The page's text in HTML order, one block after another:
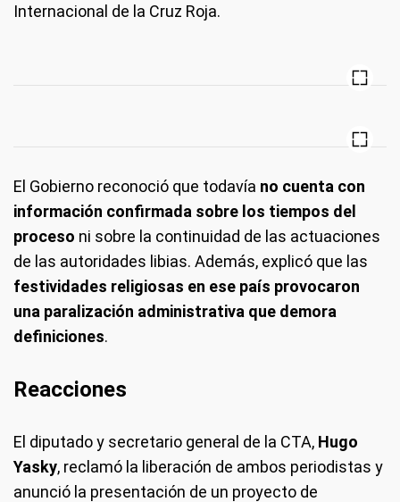
Internacional de la Cruz Roja.
El Gobierno reconoció que todavía no cuenta con
información confirmada sobre los tiempos del
proceso ni sobre la continuidad de las actuaciones
de las autoridades libias. Además, explicó que las
festividades religiosas en ese país provocaron
una paralización administrativa que demora
definiciones.
Reacciones
El diputado y secretario general de la CTA, Hugo
Yasky, reclamó la liberación de ambos periodistas y
anunció la presentación de un proyecto de